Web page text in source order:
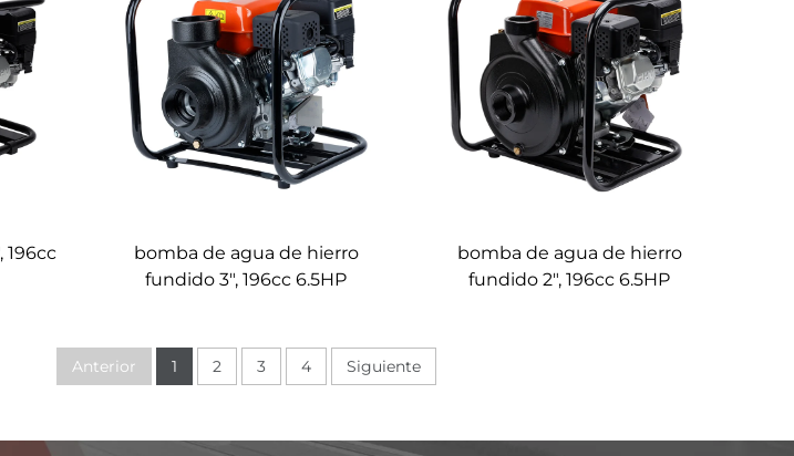
196cc
bomba de agua de hierro
fundido 3", 196cc 6.5HP
bomba de agua de hierro
fundido 2", 196cc 6.5HP
Anterior 1 2 3 4 Siguiente